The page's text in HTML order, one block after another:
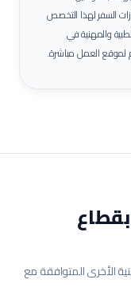
السفر لهذا التخصص
والمهنية في
الأخرى المتوافقة مع